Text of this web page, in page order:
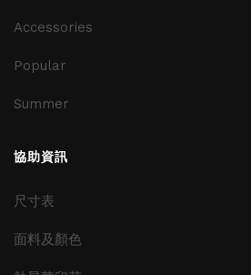
Accessories
Popular
Summer
協助資訊
尺寸表
面料及顏色